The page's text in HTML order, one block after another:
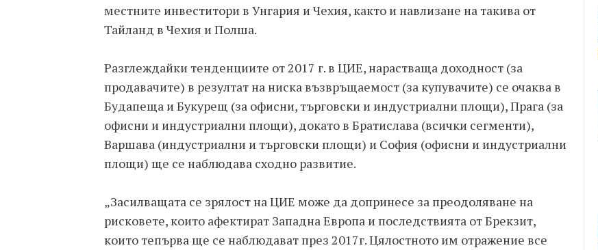
местните инвеститори в Унгария и Чехия, както и навлизане на такива от
Тайланд в Чехия и Полша.
Разглеждайки тенденциите от 2017 г. в ЦИЕ, нарастваща доходност (за
продавачите) в резултат на ниска възвръщаемост (за купувачите) се очаква в
Будапеща и Букурещ (за офисни, търговски и индустриални площи), Прага (за
офисни и индустриални площи), докато в Братислава (всички сегменти),
Варшава (индустриални и търговски площи) и София (офисни и индустриални
площи) ще се наблюдава сходно развитие.
„Засилващата се зрялост на ЦИЕ може да допринесе за преодоляване на
рисковете, които афектират Западна Европа и последствията от Брекзит,
които тепърва ще се наблюдават през 2017г. Цялостното им отражение все